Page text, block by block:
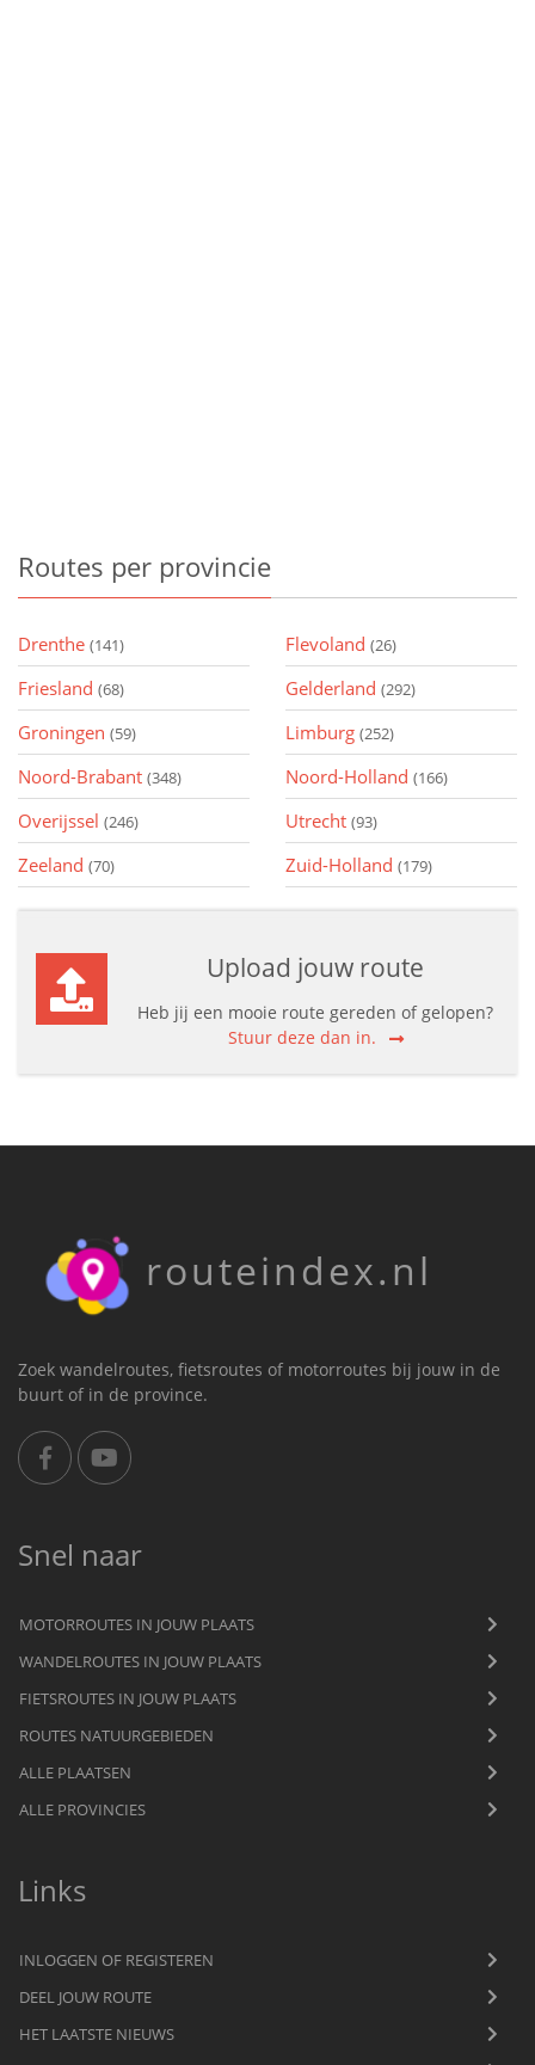
Routes per provincie
Drenthe (141) Flevoland (26)
Friesland (68) Gelderland (292)
Groningen (59) Limburg (252)
Noord-Brabant (348) Noord-Holland (166)
Overijssel (246) Utrecht (93)
Zeeland (70) Zuid-Holland (179)
Upload jouw route
Heb jij een mooie route gereden of gelopen?
Stuur deze dan in.
routeindex.nl
Zoek wandelroutes, fietsroutes of motorroutes bij jouw in de
buurt of in de province.
Snel naar
MOTORROUTES IN JOUW PLAATS
WANDELROUTES IN JOUW PLAATS
FIETSROUTES IN JOUW PLAATS
ROUTES NATUURGEBIEDEN
ALLE PLAATSEN
ALLE PROVINCIES
Links
INLOGGEN OF REGISTEREN
DEEL JOUW ROUTE
HET LAATSTE NIEUWS